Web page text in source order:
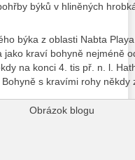
býků v hliněných
býka z oblasti Nabta
jako kraví bohyně nejméně
na konci 4. tis př. n. l.
s kravími rohy